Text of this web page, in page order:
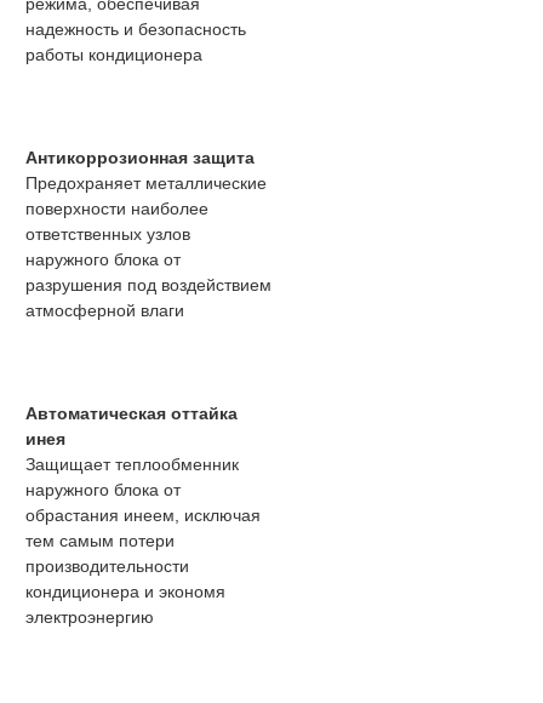
надежность и безопасность
работы кондиционера
Антикоррозионная защита
Предохраняет металлические
поверхности наиболее
ответственных узлов
наружного блока от
разрушения под воздействием
атмосферной влаги
Автоматическая оттайка
инея
Защищает теплообменник
наружного блока от
обрастания инеем, исключая
тем самым потери
производительности
кондиционера и экономя
электроэнергию